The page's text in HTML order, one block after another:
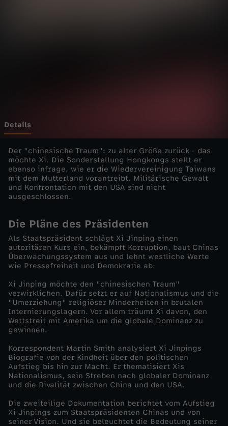
e
W
e
l
t
m
a
c
h
t
-
X
i
Details
Der "chinesische Traum": zu alter Größe zurück - das
möchte Xi. Die Sonderstellung Hongkongs stellt er
ebenso infrage, wie er die Wiedervereinigung Taiwans
mit dem Mutterland vorantreibt. Militärische Gewalt
und Konfrontation mit den USA sind nicht
ausgeschlossen.
Die Pläne des Präsidenten
Als Staatspräsident schlägt Xi Jinping einen
autoritären Kurs ein, bekämpft Korruption, baut Chinas
Überwachungssystem aus und lehnt westliche Werte
wie Pressefreiheit und Demokratie ab.
Xi Jinping möchte den "chinesischen Traum"
verwirklichen. Dafür setzt er auf Nationalismus und die
"Umerziehung" religiöser Minderheiten in brutalen
Internierungslagern. Vor allem träumt Xi davon, den
Wettstreit mit Amerika um die globale Dominanz zu
gewinnen.
Korrespondent Martin Smith analysiert Xi Jinpings
Biografie von der Kindheit über den politischen
Aufstieg bis hin zur Macht. Er thematisiert Xis
Nationalismus, sein Streben nach globaler Dominanz
und die Rivalität zwischen China und den USA.
Die zweiteilige Dokumentation berichtet vom Aufstieg
Xi Jinpings zum Staatspräsidenten Chinas und von
seiner Vision. Und sie beleuchtet die Bedeutung seiner